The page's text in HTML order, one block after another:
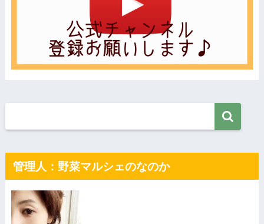
管理人：野菜マルシェのなのか